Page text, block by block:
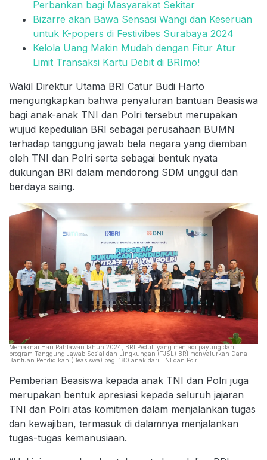
Perbankan bagi Masyarakat Sekitar
Bizarre akan Bawa Sensasi Wangi dan Keseruan
untuk K-popers di Festivibes Surabaya 2024
Kelola Uang Makin Mudah dengan Fitur Atur
Limit Transaksi Kartu Debit di BRImo!
Wakil Direktur Utama BRI Catur Budi Harto
mengungkapkan bahwa penyaluran bantuan Beasiswa
bagi anak-anak TNI dan Polri tersebut merupakan
wujud kepedulian BRI sebagai perusahaan BUMN
terhadap tanggung jawab bela negara yang diemban
oleh TNI dan Polri serta sebagai bentuk nyata
dukungan BRI dalam mendorong SDM unggul dan
berdaya saing.
Memaknai Hari Pahlawan tahun 2024, BRI Peduli yang menjadi payung dari
program Tanggung Jawab Sosial dan Lingkungan (TJSL) BRI menyalurkan Dana
Bantuan Pendidikan (Beasiswa) bagi 180 anak dari TNI dan Polri.
Pemberian Beasiswa kepada anak TNI dan Polri juga
merupakan bentuk apresiasi kepada seluruh jajaran
TNI dan Polri atas komitmen dalam menjalankan tugas
dan kewajiban, termasuk di dalamnya menjalankan
tugas-tugas kemanusiaan.